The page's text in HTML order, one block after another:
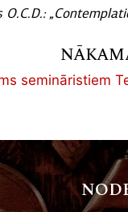
semināristiem